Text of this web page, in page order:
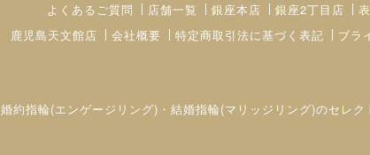
よくあるご質問
店舗一覧 銀座本店 銀座2丁目店
鹿児島天文館店
会社概要 特定商取引法に基づく表記 ブラ
婚約指輪(エンゲージリング)・結婚指輪(マリッジリング)のセレ